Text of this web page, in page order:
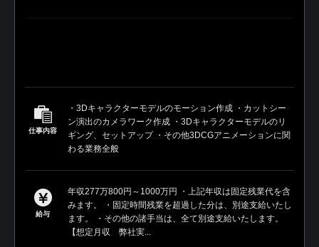
仕事内容
・3Dキャラクターモデルのモーション作成 ・カットシー
ン演出のカメラワーク作成 ・3Dキャラクターモデルのリ
ギング、セットアップ ・その他3DCGアニメーションに関
わる業務全般
給与
年収277万800円～1000万円 ・上記年収は固定残業代を含
みます。 ・固定時間残業を超過した分は、別途支給いたし
ます。 ・その他の諸手当は、全て別途支給いたします。
【想定月収 弊社実...